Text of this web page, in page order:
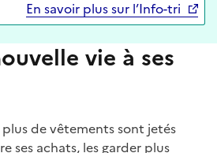
En savoir plus sur l’Info-tri
vie à ses
de vêtements sont jetés
ses achats, les garder plus